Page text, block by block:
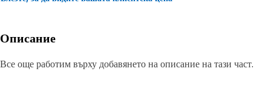
Описание
Все още работим върху добавянето на описание на тази част.